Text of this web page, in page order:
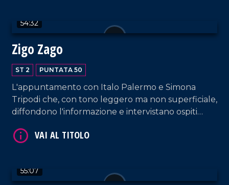
54:32
Zigo Zago
ST 2 PUNTATA 50
L'appuntamento con Italo Palermo e Simona
Tripodi che, con tono leggero ma non superficiale,
diffondono l'informazione e intervistano ospiti
Lamezia Terme.
55:07
VAI AL TITOLO
VAI AL TITOLO